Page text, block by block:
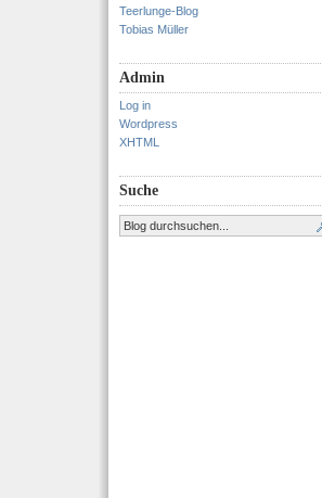
Teerlunge-Blog
Tobias Müller
Admin
Log in
Wordpress
XHTML
Suche